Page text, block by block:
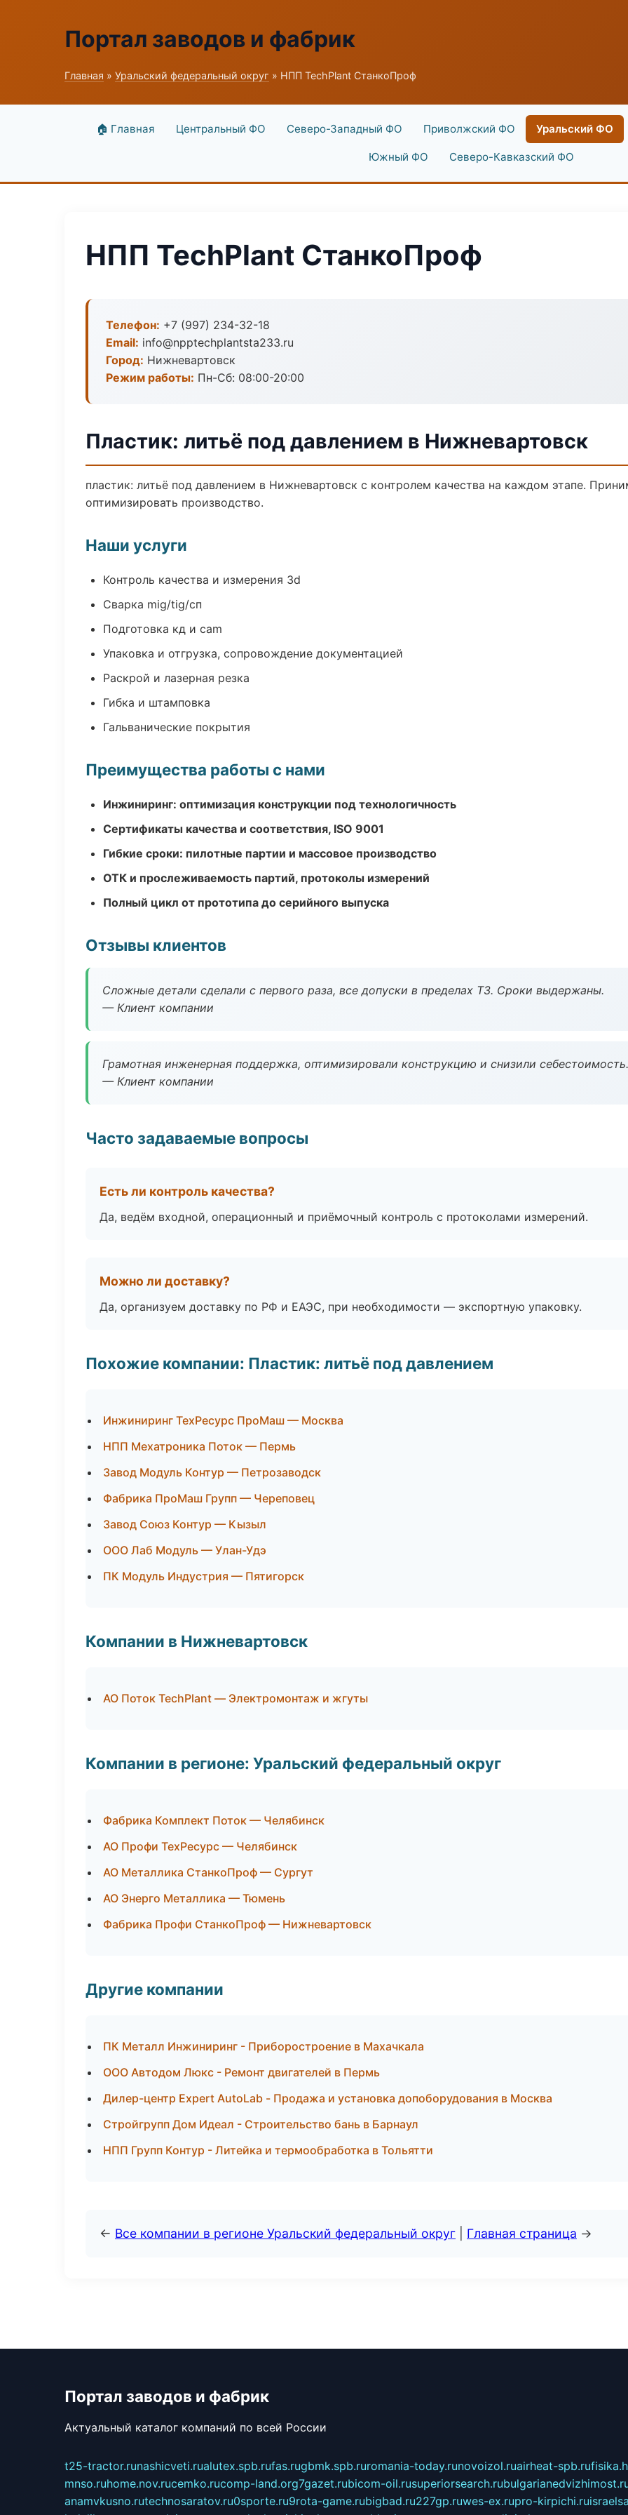
Портал заводов и фабрик
Главная » Уральский федеральный округ » НПП TechPlant СтанкоПроф
🏠 Главная Центральный ФО Северо-Западный ФО Приволжский ФО Уральский ФО
Южный ФО Северо-Кавказский ФО
НПП TechPlant СтанкоПроф
Телефон: +7 (997) 234-32-18
Email: info@npptechplantsta233.ru
Город: Нижневартовск
Режим работы: Пн-Сб: 08:00-20:00
Пластик: литьё под давлением в Нижневартовск
пластик: литьё под давлением в Нижневартовск с контролем качества на каждом этапе.
оптимизировать производство.
Наши услуги
Контроль качества и измерения 3d
Сварка mig/tig/сп
Подготовка кд и cam
Упаковка и отгрузка, сопровождение документацией
Раскрой и лазерная резка
Гибка и штамповка
Гальванические покрытия
Преимущества работы с нами
Инжиниринг: оптимизация конструкции под технологичность
Сертификаты качества и соответствия, ISO 9001
Гибкие сроки: пилотные партии и массовое производство
ОТК и прослеживаемость партий, протоколы измерений
Полный цикл от прототипа до серийного выпуска
Отзывы клиентов
Сложные детали сделали с первого раза, все допуски в пределах ТЗ. Сроки выдержаны.
— Клиент компании
Грамотная инженерная поддержка, оптимизировали конструкцию и снизили себестоимость.
— Клиент компании
Часто задаваемые вопросы
Есть ли контроль качества?
Да, ведём входной, операционный и приёмочный контроль с протоколами измерений.
Можно ли доставку?
Да, организуем доставку по РФ и ЕАЭС, при необходимости — экспортную упаковку.
Похожие компании: Пластик: литьё под давлением
Инжиниринг ТехРесурс ПроМаш — Москва
НПП Мехатроника Поток — Пермь
Завод Модуль Контур — Петрозаводск
Фабрика ПроМаш Групп — Череповец
Завод Союз Контур — Кызыл
ООО Лаб Модуль — Улан-Удэ
ПК Модуль Индустрия — Пятигорск
Компании в Нижневартовск
АО Поток TechPlant — Электромонтаж и жгуты
Компании в регионе: Уральский федеральный округ
Фабрика Комплект Поток — Челябинск
АО Профи ТехРесурс — Челябинск
АО Металлика СтанкоПроф — Сургут
АО Энерго Металлика — Тюмень
Фабрика Профи СтанкоПроф — Нижневартовск
Другие компании
ПК Металл Инжиниринг - Приборостроение в Махачкала
ООО Автодом Люкс - Ремонт двигателей в Пермь
Дилер-центр Expert AutoLab - Продажа и установка допоборудования в Москва
Стройгрупп Дом Идеал - Строительство бань в Барнаул
НПП Групп Контур - Литейка и термообработка в Тольятти
← Все компании в регионе Уральский федеральный округ Главная страница →
Портал заводов и фабрик
Актуальный каталог компаний по всей России
t25-tractor.runashicveti.rualutex.spb.rufas.rugbmk.spb.ruromania-today.runovoizol.ruairheat-spb.ru
mnso.ruhome.nov.rucemko.rucomp-land.org7gazet.rubicom-oil.rusuperiorsearch.ru
anamvkusno.rutechnosaratov.ru0sporte.ru9rota-game.rubigbad.ru227gp.ruwes-ex.rupro-kirpichi.ru